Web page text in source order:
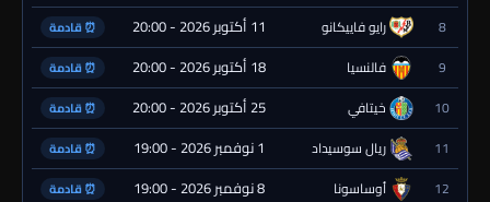
8 رايو فاييكانو 11 أكتوبر 2026 - 20:00 ⏰ قادمة
9 فالنسيا 18 أكتوبر 2026 - 20:00 ⏰ قادمة
10 خيتافي 25 أكتوبر 2026 - 20:00 ⏰ قادمة
11 ريال سوسيداد 1 نوفمبر 2026 - 19:00 ⏰ قادمة
12 أوساسونا 8 نوفمبر 2026 - 19:00 ⏰ قادمة